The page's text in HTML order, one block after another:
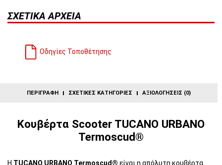
ΣΧΕΤΙΚΆ ΑΡΧΕΊΑ
Οδηγίες Τοποθέτησης
ΠΕΡΙΓΡΑΦΉ ΣΧΕΤΙΚΈΣ ΚΑΤΗΓΟΡΊΕΣ ΑΞΙΟΛΟΓΉΣΕΙΣ (0)
Κουβέρτα Scooter TUCANO URBANO
Termoscud®
Η TUCANO URBANO Termoscud® είναι η απόλυτη κουβέρτα